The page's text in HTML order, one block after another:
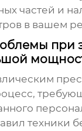
частей и
в вашем
при
техники